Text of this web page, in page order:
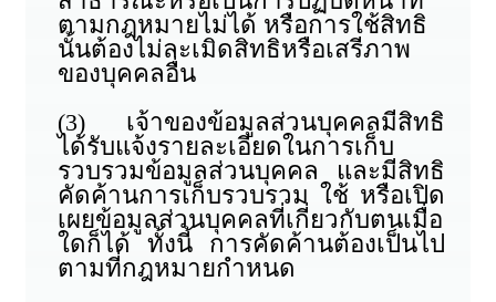
ตามกฎหมายไม่ได้ หรือการใช้สิทธิ
นั้นต้องไม่ละเมิดสิทธิหรือเสรีภาพ
ของบุคคลอื่น
(3) เจ้าของข้อมูลส่วนบุคคลมีสิทธิ
ได้รับแจ้งรายละเอียดในการเก็บ
รวบรวมข้อมูลส่วนบุคคล และมีสิทธิ
คัดค้านการเก็บรวบรวม ใช้ หรือเปิด
เผยข้อมูลส่วนบุคคลที่เกี่ยวกับตนเมื่อ
ใดก็ได้ ทั้งนี้ การคัดค้านต้องเป็นไป
ตามที่กฎหมายกำหนด